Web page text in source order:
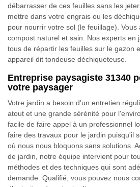
débarrasser de ces feuilles sans les
mettre dans votre engrais ou les
pour nourrir votre sol (le feuillage). Vous
compost naturel et sain. Nos experts en
tous de répartir les feuilles sur le gazon
appareil dit tondeuse déchiqueteuse.
Entreprise paysagiste 31340
votre paysager
Votre jardin a besoin d'un entretien
atout et une grande sérénité pour
facile de faire appel à un professionnel
faire des travaux pour le jardin puisqu'il
où nous nous bloquons sans solutions.
de jardin, notre équipe intervient pour
méthodes et des techniques qui sont
demande. Qualifié, vous pouvez nous